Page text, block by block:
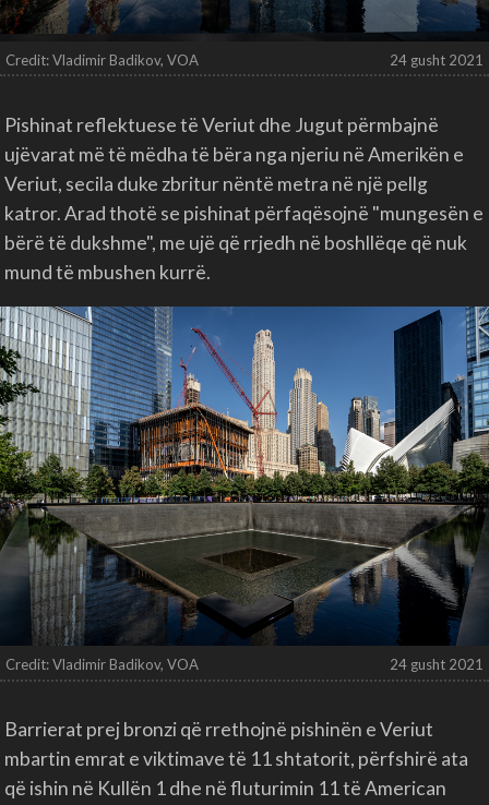
Credit: Vladimir Badikov, VOA 24 gusht 2021
Pishinat reflektuese të Veriut dhe Jugut përmbajnë
ujëvarat më të mëdha të bëra nga njeriu në Amerikën e
Veriut, secila duke zbritur nëntë metra në një pellg
katror. Arad thotë se pishinat përfaqësojnë "mungesën e
bërë të dukshme", me ujë që rrjedh në boshllëqe që nuk
mund të mbushen kurrë.
Credit: Vladimir Badikov, VOA 24 gusht 2021
Barrierat prej bronzi që rrethojnë pishinën e Veriut
mbartin emrat e viktimave të 11 shtatorit, përfshirë ata
që ishin në Kullën 1 dhe në fluturimin 11 të American